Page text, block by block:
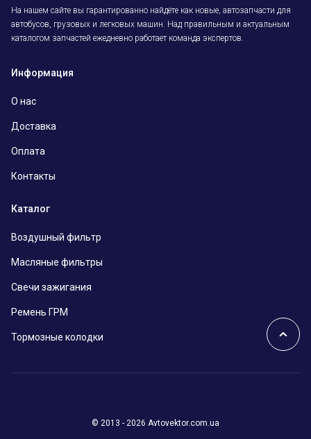
На нашем сайте вы гарантированно найдёте как новые, автозапчасти для
автобусов, грузовых и легковых машин. Над правильным и актуальным
каталогом запчастей ежедневно работает команда экспертов.
Информация
О нас
Доставка
Оплата
Контакты
Каталог
Воздушный фильтр
Масляные фильтры
Свечи зажигания
Ремень ГРМ
Тормозные колодки
© 2013 - 2026 Avtovektor.com.ua